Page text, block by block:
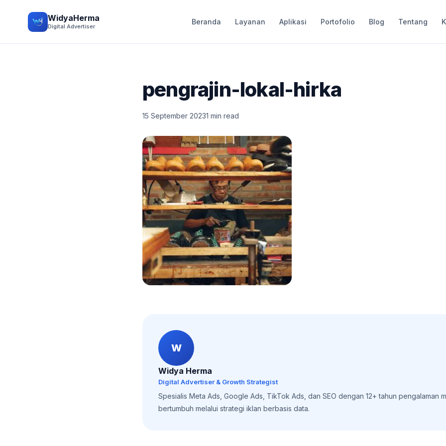
WidyaHerma
Digital Advertiser
Beranda Layanan Aplikasi Portofolio Blog Tentang
pengrajin-lokal-hirka
15 September 20231 min read
W
Widya Herma
Digital Advertiser & Growth Strategist
Spesialis Meta Ads, Google Ads, TikTok Ads, dan SEO dengan 12+ tahun pengalaman
bertumbuh melalui strategi iklan berbasis data.